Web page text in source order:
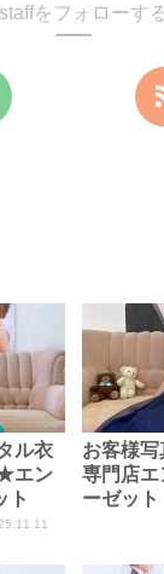
をフォローす
ル衣
エン
ト
お客様
専門店エ
ーゼット